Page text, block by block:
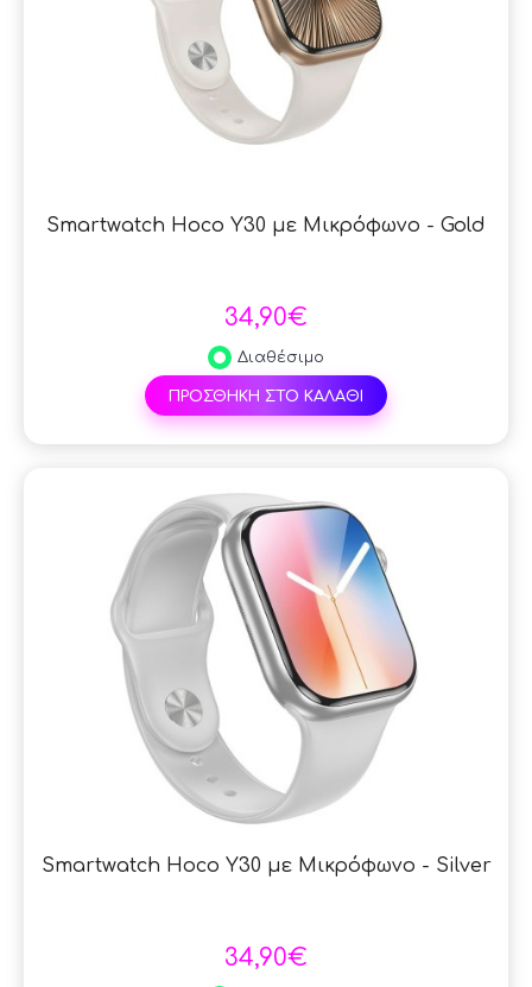
Smartwatch Hoco Y30 με Μικρόφωνο - Gold
34,90€
Διαθέσιμο
ΠΡΟΣΘΗΚΗ ΣΤΟ ΚΑΛΑΘΙ
Smartwatch Hoco Y30 με Μικρόφωνο - Silver
34,90€